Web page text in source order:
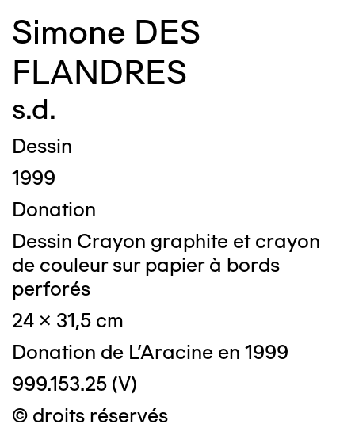
Simone DES
FLANDRES
s.d.
Dessin
1999
Donation
Dessin Crayon graphite et crayon
de couleur sur papier à bords
perforés
24 x 31,5 cm
Donation de L'Aracine en 1999
999.153.25 (V)
© droits réservés